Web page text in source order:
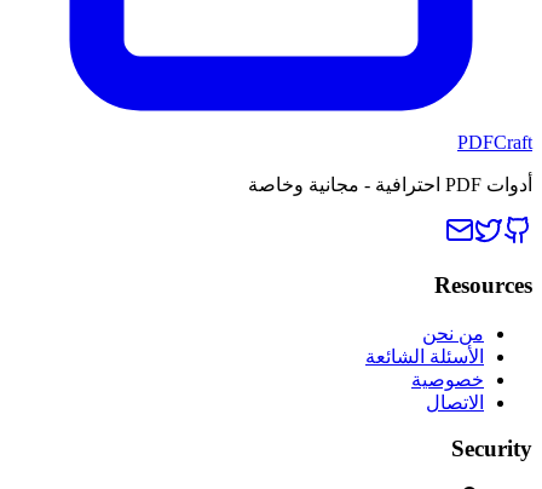
PDFCraft
أدوات PDF احترافية - مجانية وخاصة
Resources
من نحن
الأسئلة الشائعة
خصوصية
الاتصال
Security